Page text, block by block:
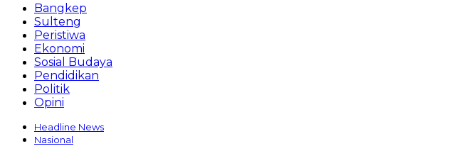
Bangkep
Sulteng
Peristiwa
Ekonomi
Sosial Budaya
Pendidikan
Politik
Opini
Headline News
Nasional